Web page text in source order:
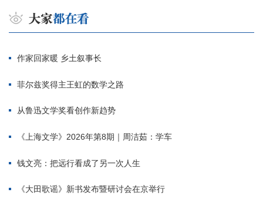
作家回家暖 乡土叙事长
菲尔兹奖得主王虹的数学之路
从鲁迅文学奖看创作新趋势
《上海文学》2026年第8期｜周洁茹：学车
钱文亮：把远行看成了另一次人生
《大田歌谣》新书发布暨研讨会在京举行